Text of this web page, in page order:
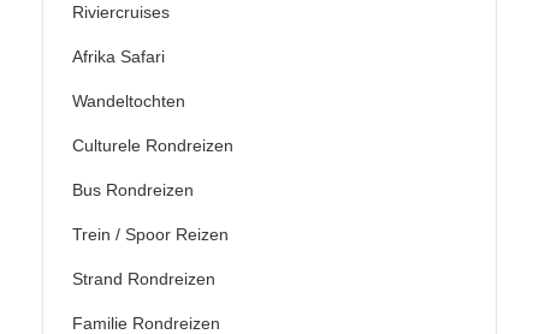
Riviercruises
Afrika Safari
Wandeltochten
Culturele Rondreizen
Bus Rondreizen
Trein / Spoor Reizen
Strand Rondreizen
Familie Rondreizen